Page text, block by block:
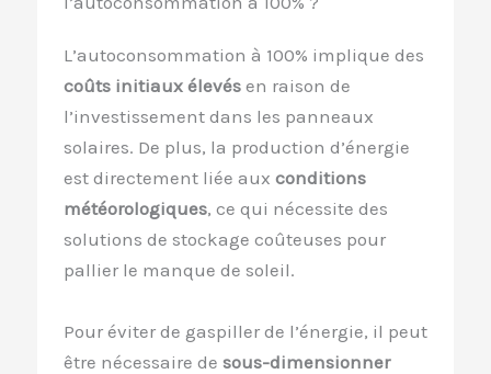
L’autoconsommation à 100% implique des
coûts initiaux élevés en raison de
l’investissement dans les panneaux
solaires. De plus, la production d’énergie
est directement liée aux conditions
météorologiques, ce qui nécessite des
solutions de stockage coûteuses pour
pallier le manque de soleil.
Pour éviter de gaspiller de l’énergie, il peut
être nécessaire de sous-dimensionner